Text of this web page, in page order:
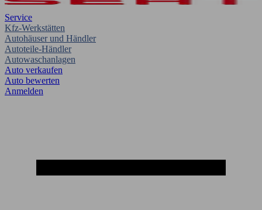
Service
Kfz-Werkstätten
Autohäuser und Händler
Autoteile-Händler
Autowaschanlagen
Auto verkaufen
Auto bewerten
Anmelden